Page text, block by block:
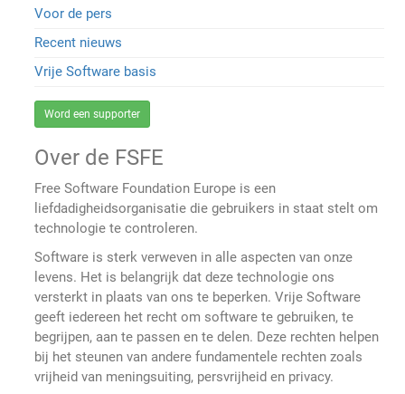
Voor de pers
Recent nieuws
Vrije Software basis
Word een supporter
Over de FSFE
Free Software Foundation Europe is een
liefdadigheidsorganisatie die gebruikers in staat stelt om
technologie te controleren.
Software is sterk verweven in alle aspecten van onze
levens. Het is belangrijk dat deze technologie ons
versterkt in plaats van ons te beperken. Vrije Software
geeft iedereen het recht om software te gebruiken, te
begrijpen, aan te passen en te delen. Deze rechten helpen
bij het steunen van andere fundamentele rechten zoals
vrijheid van meningsuiting, persvrijheid en privacy.